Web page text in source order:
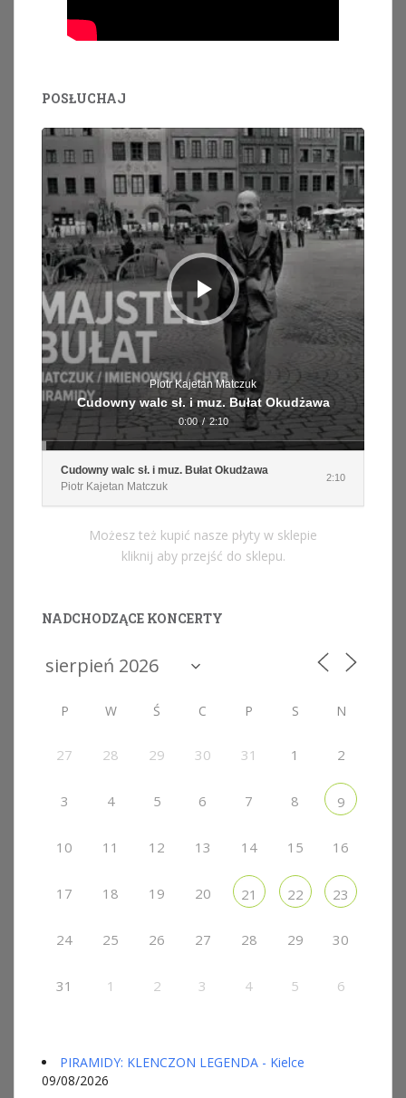
POSŁUCHAJ
Odtwarzacz
dźwiękowych
Piotr Kajetan Matczuk
Cudowny walc sł. i muz. Bułat Okudżawa
0:00 / 2:10
Cudowny walc sł. i muz. Bułat Okudżawa
Piotr Kajetan Matczuk
2:10
Możesz też kupić nasze płyty w sklepie
kliknij aby przejść do sklepu.
NADCHODZĄCE KONCERTY
P W Ś C P S N
27 28 29 30 31 1 2
3 4 5 6 7 8 9
10 11 12 13 14 15 16
17 18 19 20 21 22 23
24 25 26 27 28 29 30
31 1 2 3 4 5 6
PIRAMIDY: KLENCZON LEGENDA - Kielce
09/08/2026